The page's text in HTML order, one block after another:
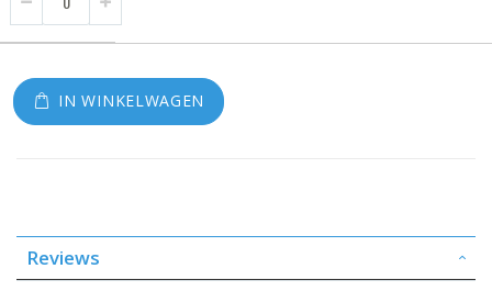
IN WINKELWAGEN
Reviews